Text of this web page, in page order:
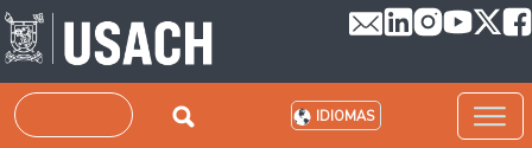
Pasar al contenido principal
Buscar IDIOMAS